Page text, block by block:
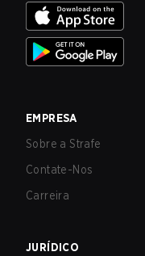
EMPRESA
Sobre a Strafe
Contate-Nos
Carreira
JURÍDICO